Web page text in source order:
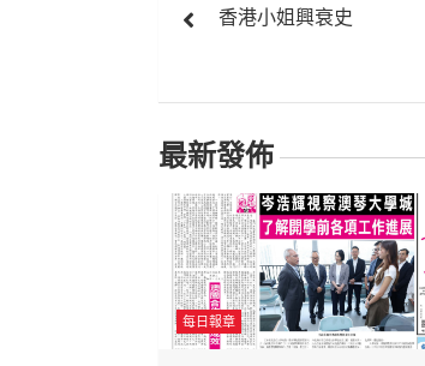
章
覽
香港小姐興衰史
最新發佈
每日報章